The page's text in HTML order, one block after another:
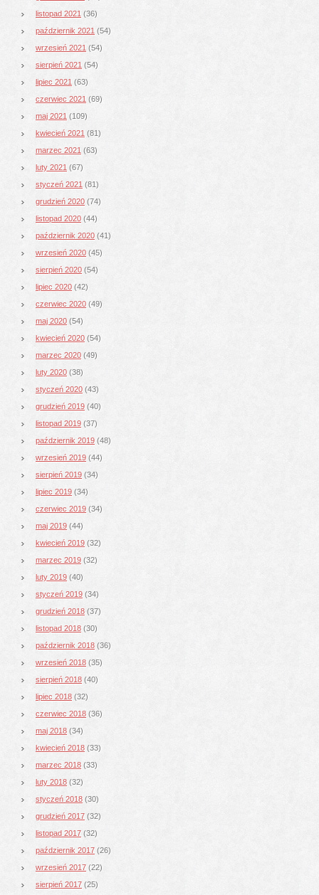
listopad 2021 (36)
październik 2021 (54)
wrzesień 2021 (54)
sierpień 2021 (54)
lipiec 2021 (63)
czerwiec 2021 (69)
maj 2021 (109)
kwiecień 2021 (81)
marzec 2021 (63)
luty 2021 (67)
styczeń 2021 (81)
grudzień 2020 (74)
listopad 2020 (44)
październik 2020 (41)
wrzesień 2020 (45)
sierpień 2020 (54)
lipiec 2020 (42)
czerwiec 2020 (49)
maj 2020 (54)
kwiecień 2020 (54)
marzec 2020 (49)
luty 2020 (38)
styczeń 2020 (43)
grudzień 2019 (40)
listopad 2019 (37)
październik 2019 (48)
wrzesień 2019 (44)
sierpień 2019 (34)
lipiec 2019 (34)
czerwiec 2019 (34)
maj 2019 (44)
kwiecień 2019 (32)
marzec 2019 (32)
luty 2019 (40)
styczeń 2019 (34)
grudzień 2018 (37)
listopad 2018 (30)
październik 2018 (36)
wrzesień 2018 (35)
sierpień 2018 (40)
lipiec 2018 (32)
czerwiec 2018 (36)
maj 2018 (34)
kwiecień 2018 (33)
marzec 2018 (33)
luty 2018 (32)
styczeń 2018 (30)
grudzień 2017 (32)
listopad 2017 (32)
październik 2017 (26)
wrzesień 2017 (22)
sierpień 2017 (25)